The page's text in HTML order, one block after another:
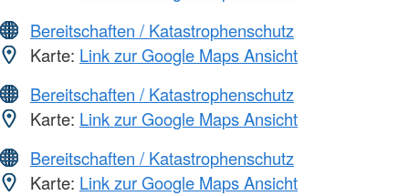
Bereitschaften / Katastrophenschutz
Karte: Link zur Google Maps Ansicht
Bereitschaften / Katastrophenschutz
Karte: Link zur Google Maps Ansicht
Bereitschaften / Katastrophenschutz
Karte: Link zur Google Maps Ansicht